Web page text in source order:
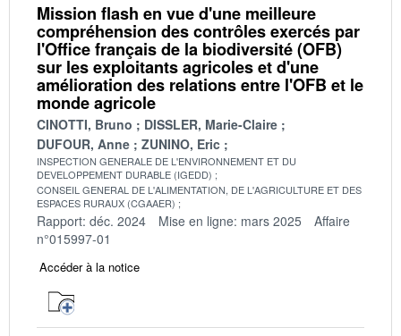
Mission flash en vue d'une meilleure
compréhension des contrôles exercés par
l'Office français de la biodiversité (OFB)
sur les exploitants agricoles et d'une
amélioration des relations entre l'OFB et le
monde agricole
CINOTTI, Bruno
DISSLER, Marie-Claire
DUFOUR, Anne
ZUNINO, Eric
INSPECTION GENERALE DE L'ENVIRONNEMENT ET DU
DEVELOPPEMENT DURABLE (IGEDD)
CONSEIL GENERAL DE L'ALIMENTATION, DE L'AGRICULTURE ET DES
ESPACES RURAUX (CGAAER)
Rapport: déc. 2024 Mise en ligne: mars 2025
Affaire
n°015997-01
Accéder à la notice